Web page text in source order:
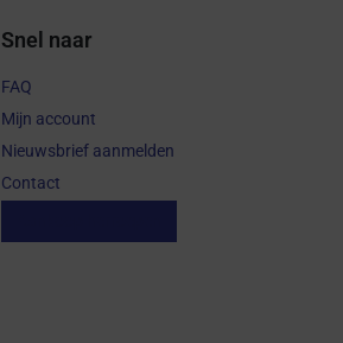
Snel naar
FAQ
Mijn account
Nieuwsbrief aanmelden
Contact